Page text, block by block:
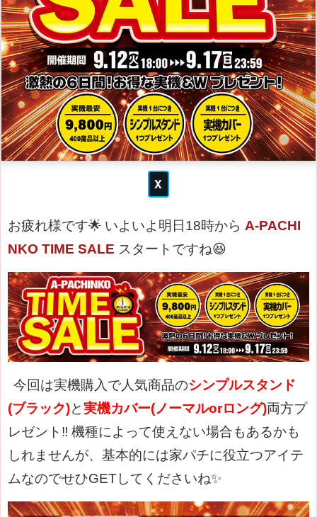
お疲れ様です🌟 いよいよ明日18時から A-PACHI
NKO TIME SALE スタートですね😆
今回は実機購入で人気商品のシンプルスタンド
(ブラック)と実機カバー(ノーマルorロング)両方プ
レゼント‼ 機種によって使えない場合もあるかも
しれませんが、基本的には家パチに役立つアイテ
ムなのでせひGETしてくださいね✨